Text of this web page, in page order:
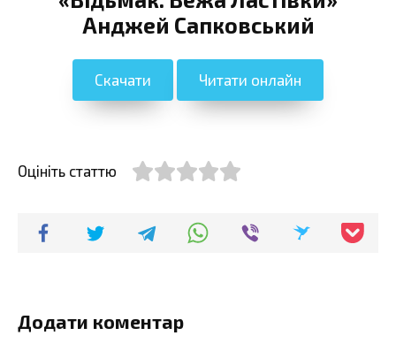
Анджей Сапковський
Скачати Читати онлайн
Оцініть статтю
Додати коментар